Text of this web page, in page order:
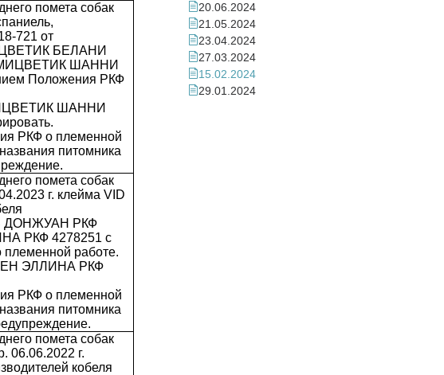
помета собак
721 от
БЕЛАНИ
ШАННИ
Положения РКФ
ШАННИ
РКФ о племенной
питомника
помета собак
г. клейма VID
ДОНЖУАН РКФ
РКФ 4278251 с
работе.
ЭЛЛИНА РКФ
РКФ о племенной
питомника
помета собак
06.06.2022 г.
кобеля
20.06.2024
21.05.2024
23.04.2024
27.03.2024
15.02.2024
29.01.2024